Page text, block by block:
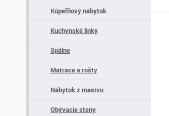
Kúpeľňový nábytok
Kuchynské linky
Spálne
Matrace a rošty
Nábytok z masívu
Obývacie steny